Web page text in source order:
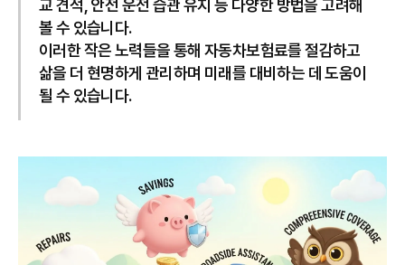
교 견적, 안전 운전 습관 유지 등 다양한 방법을 고려해
볼 수 있습니다.
이러한 작은 노력들을 통해 자동차보험료를 절감하고
삶을 더 현명하게 관리하며 미래를 대비하는 데 도움이
될 수 있습니다.